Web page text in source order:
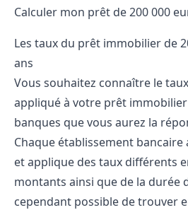
Calculer mon prêt de 200 000
Les taux du prêt immobilier de
ans
Vous souhaitez connaître le
appliqué à votre prêt immobilier
banques que vous aurez la
Chaque établissement
et applique des taux différents
montants ainsi que de la durée
cependant possible de trouver